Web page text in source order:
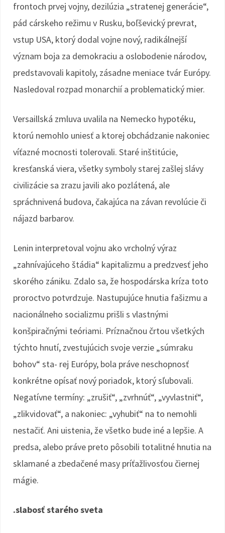
frontoch prvej vojny, dezilúzia „stratenej generácie“,
pád cárskeho režimu v Rusku, boľševický prevrat,
vstup USA, ktorý dodal vojne nový, radikálnejší
význam boja za demokraciu a oslobodenie národov,
predstavovali kapitoly, zásadne meniace tvár Európy.
Nasledoval rozpad monarchií a problematický mier.
Versaillská zmluva uvalila na Nemecko hypotéku,
ktorú nemohlo uniesť a ktorej obchádzanie nakoniec
víťazné mocnosti tolerovali. Staré inštitúcie,
kresťanská viera, všetky symboly starej zašlej slávy
civilizácie sa zrazu javili ako pozlátená, ale
spráchnivená budova, čakajúca na závan revolúcie či
nájazd barbarov.
Lenin interpretoval vojnu ako vrcholný výraz
„zahnívajúceho štádia“ kapitalizmu a predzvesť jeho
skorého zániku. Zdalo sa, že hospodárska kríza toto
proroctvo potvrdzuje. Nastupujúce hnutia fašizmu a
nacionálneho socializmu prišli s vlastnými
konšpiračnými teóriami. Príznačnou črtou všetkých
týchto hnutí, zvestujúcich svoje verzie „súmraku
bohov“ sta- rej Európy, bola práve neschopnosť
konkrétne opísať nový poriadok, ktorý sľubovali.
Negatívne termíny: „zrušiť“, „zvrhnúť“, „vyvlastniť“,
„zlikvidovať“, a nakoniec: „vyhubiť“ na to nemohli
nestačiť. Ani uistenia, že všetko bude iné a lepšie. A
predsa, alebo práve preto pôsobili totalitné hnutia na
sklamané a zbedačené masy príťažlivosťou čiernej
mágie.
.slabosť starého sveta